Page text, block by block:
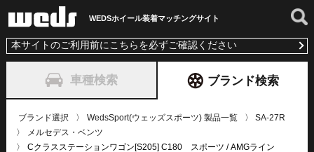
WEDSホイール装着マッチングサイト
本サイトのご利用前にこちらを必ずご確認ください
車種検索 ブランド検索
ブランド選択 WedsSport(ウェッズスポーツ) 製品一覧
SA-27R
メルセデス・ベンツ
Cクラスステーションワゴン[S205] C180 スポーツ / AMGライン